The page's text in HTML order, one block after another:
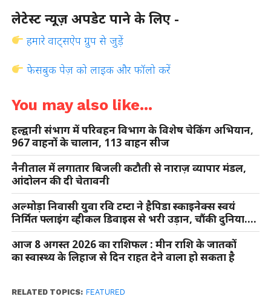
लेटेस्ट न्यूज़ अपडेट पाने के लिए -
हमारे वाट्सऐप ग्रुप से जुड़ें
फेसबुक पेज़ को लाइक और फॉलो करें
You may also like...
हल्द्वानी संभाग में परिवहन विभाग के विशेष चेकिंग अभियान,
967 वाहनों के चालान, 113 वाहन सीज
नैनीताल में लगातार बिजली कटौती से नाराज़ व्यापार मंडल,
आंदोलन की दी चेतावनी
अल्मोड़ा निवासी युवा रवि टम्टा ने हैपिडा स्काइनेक्स स्वयं
निर्मित फ्लाइंग व्हीकल डिवाइस से भरी उड़ान, चौंकी दुनिया….
आज 8 अगस्त 2026 का राशिफल : मीन राशि के जातकों
का स्वास्थ्य के लिहाज से दिन राहत देने वाला हो सकता है
RELATED TOPICS: FEATURED